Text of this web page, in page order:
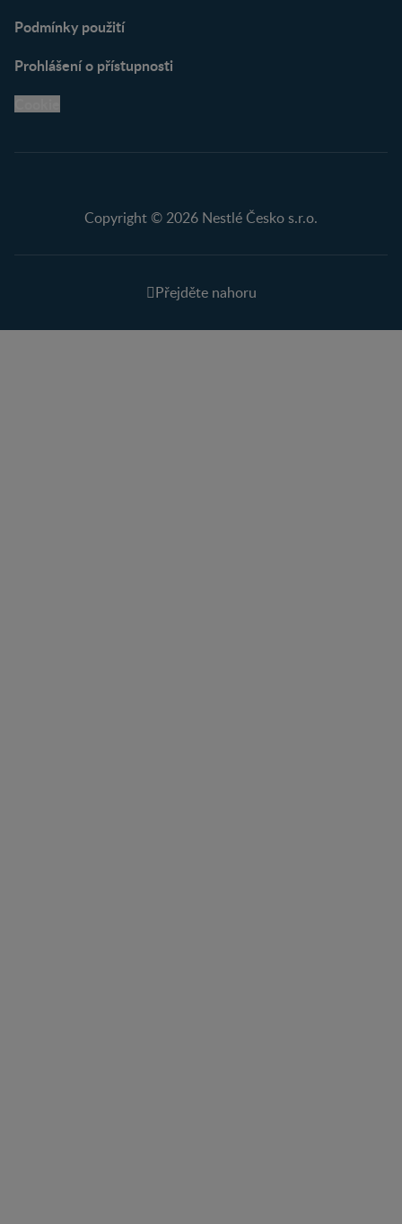
Podmínky použití
Prohlášení o přístupnosti
Copyright © 2026 Nestlé Česko s.r.o.
Přejděte nahoru